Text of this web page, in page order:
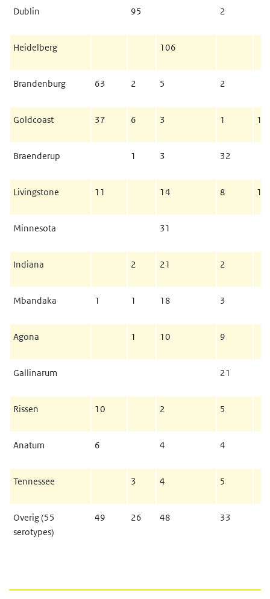
Dublin 95 2
Heidelberg 106
Brandenburg 63 2 5 2
Goldcoast 37 6 3 1 1
Braenderup 1 3 32
Livingstone 11 14 8 1
Minnesota 31
Indiana 2 21 2
Mbandaka 1 1 18 3
Agona 1 10 9
Gallinarum 21
Rissen 10 2 5
Anatum 6 4 4
Tennessee 3 4 5
Overig (55
serotypes)
49 26 48 33